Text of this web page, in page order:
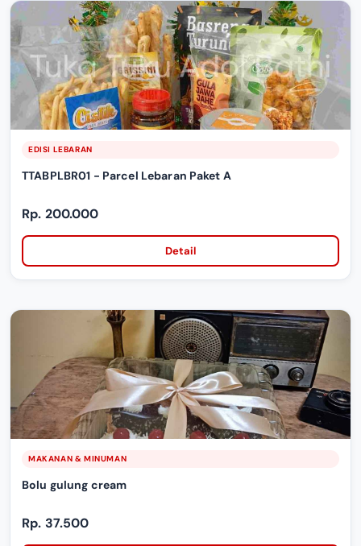
EDISI LEBARAN
TTABPLBR01 - Parcel Lebaran Paket A
Rp. 200.000
Detail
MAKANAN & MINUMAN
Bolu gulung cream
Rp. 37.500